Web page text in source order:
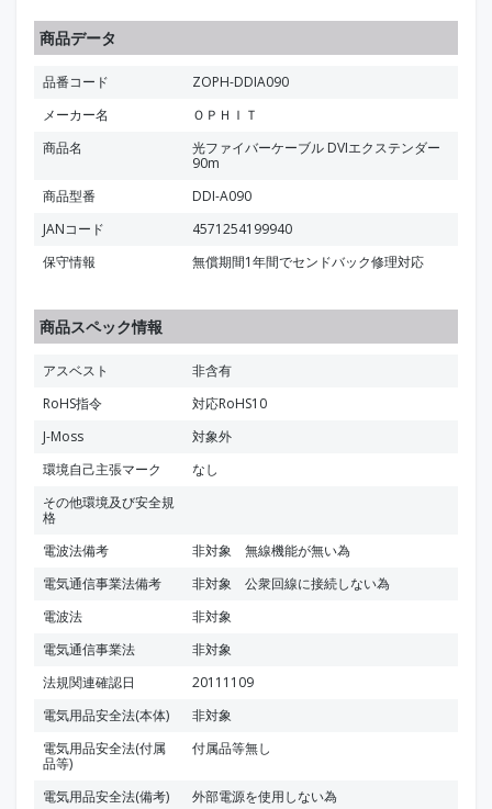
商品データ
品番コード
ZOPH-DDIA090
メーカー名
ＯＰＨＩＴ
商品名
光ファイバーケーブル DVIエクステンダー
90m
商品型番
DDI-A090
JANコード
4571254199940
保守情報
無償期間1年間でセンドバック修理対応
商品スペック情報
アスベスト
非含有
RoHS指令
対応RoHS10
J-Moss
対象外
環境自己主張マーク
なし
その他環境及び安全規
格
電波法備考
非対象 無線機能が無い為
電気通信事業法備考
非対象 公衆回線に接続しない為
電波法
非対象
電気通信事業法
非対象
法規関連確認日
20111109
電気用品安全法(本体)
非対象
電気用品安全法(付属
品等)
付属品等無し
電気用品安全法(備考) 外部電源を使用しない為